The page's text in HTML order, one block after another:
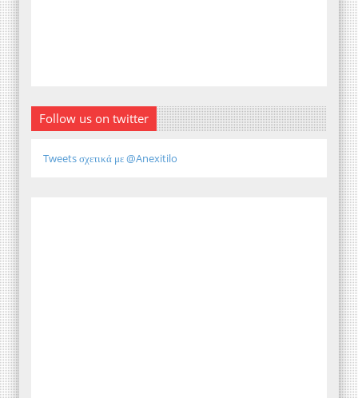
Follow us on twitter
Tweets σχετικά με @Anexitilo